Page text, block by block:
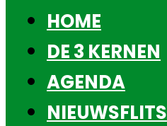
HOME
DE 3 KERNEN
AGENDA
NIEUWSFLITS